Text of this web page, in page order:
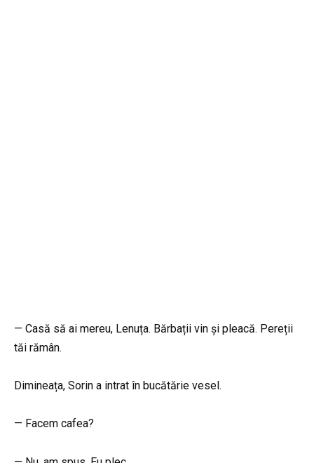
— Casă să ai mereu, Lenuța. Bărbații vin și pleacă. Pereții
tăi rămân.
Dimineața, Sorin a intrat în bucătărie vesel.
— Facem cafea?